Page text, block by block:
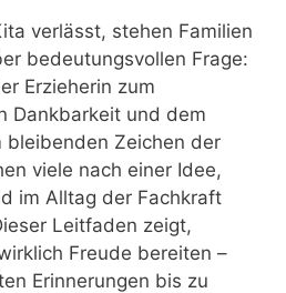
verlässt, stehen Familien
bedeutungsvollen Frage:
Erzieherin zum
Dankbarkeit und dem
bleibenden Zeichen der
viele nach einer Idee,
im Alltag der Fachkraft
Leitfaden zeigt,
Freude bereiten –
Erinnerungen bis zu